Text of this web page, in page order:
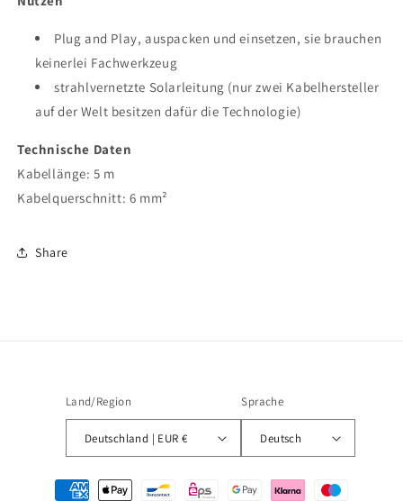
Plug and Play, auspacken und einsetzen, sie brauchen
keinerlei Fachwerkzeug
strahlvernetzte Solarleitung (nur zwei Kabelhersteller
auf der Welt besitzen dafür die Technologie)
Technische Daten
Kabellänge: 5 m
Kabelquerschnitt: 6 mm²
Share
Land/Region
Deutschland | EUR €
Sprache
Deutsch
Zahlungsmethoden